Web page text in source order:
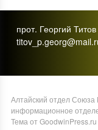
прот. Георгий
Алтайский отдел Союза
информационное
Тема от GoodwinPress.ru